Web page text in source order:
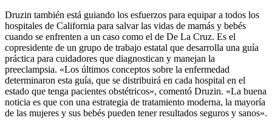
Druzin también está guiando los esfuerzos para equipar a todos los
hospitales de California para salvar las vidas de mamás y bebés
cuando se enfrenten a un caso como el de De La Cruz. Es el
copresidente de un grupo de trabajo estatal que desarrolla una guía
práctica para cuidadores que diagnostican y manejan la
preeclampsia. «Los últimos conceptos sobre la enfermedad
determinaron esta guía, que se distribuirá en cada hospital en el
estado que tenga pacientes obstétricos», comentó Druzin. «La buena
noticia es que con una estrategia de tratamiento moderna, la mayoría
de las mujeres y sus bebés pueden tener resultados seguros y sanos».